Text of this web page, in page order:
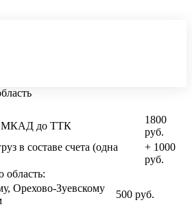
МКАД до ТТК
1800
руб.
в составе счета (одна
+ 1000
руб.
область:
Орехово-Зуевскому
500 руб.